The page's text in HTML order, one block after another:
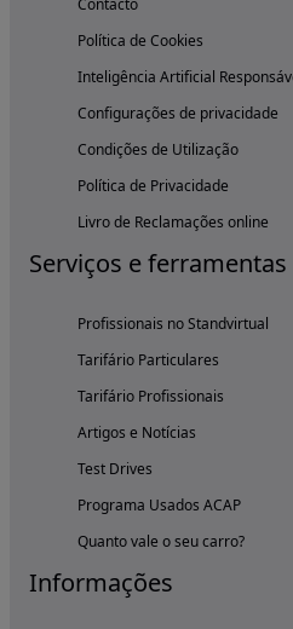
Política de Cookies
Inteligência Artificial
Configurações de privacidade
Condições de Utilização
Política de Privacidade
Livro de Reclamações online
Serviços e ferramentas
Profissionais no Standvirtual
Tarifário Particulares
Tarifário Profissionais
Artigos e Notícias
Test Drives
Programa Usados ACAP
Quanto vale o seu carro?
Informações